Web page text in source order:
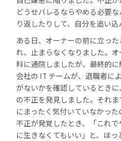
どうせバレるならやめる必要
り返したりして、自分を追い込
ある日、オーナーの前に立っ
れ、止まらなくなりました。
科に通院しましたが、最終的に
会社の IT チームが、退職者に
がないかを確認しているとき
の不正を発見しました。それ
にまったく気付いていなかった
不正が発覚したとき、「これ
に生きなくてもいい」と、ほ